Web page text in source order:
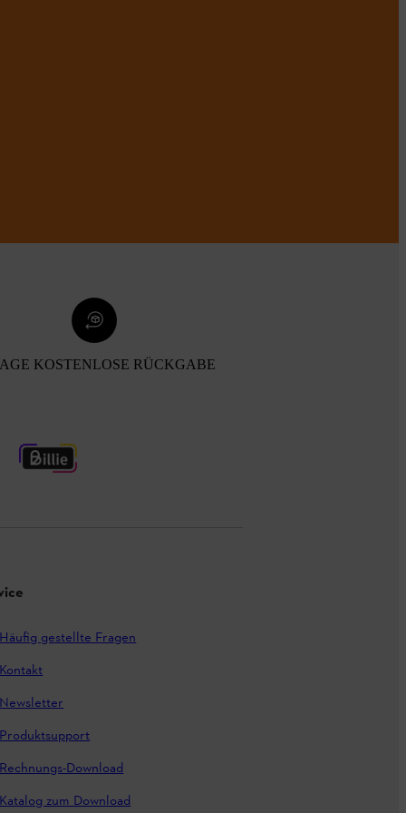
KOSTENLOSE RÜCKGABE
Häufig gestellte Fragen
Kontakt
Newsletter
Produktsupport
Rechnungs-Download
Katalog zum Download